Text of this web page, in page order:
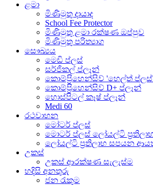
ළමා
මිණිමුතු දායාද
School Fee Protector
මිණිමුතු ළමා රක්ෂණ ඔප්පුව
මිණිමුතු පරිත්‍යාග
සෞඛ්‍යය
මෙඩි ප්ලස්
සර්ජිකල් ප්ලෑන්
කොම්ප‍්‍රිහෙන්සිව් 'හෙල්ත්
කොම්ප‍්‍රිහෙන්සිව් D+ ප්ලෑන්
හොස්පිටල් කෑෂ් ප්ලෑන්
Medi 60
රථවාහන
මෝටර් ප්ලස්
මොටර් ප්ලස් ලෝයල්ටි
ලෝයල්ටි ප්‍රතිලාභ සපයන
උකස්
උකස් ආරක්ෂණ සැලැස්ම
හදිසි අනතුරු
ජන රැකුම